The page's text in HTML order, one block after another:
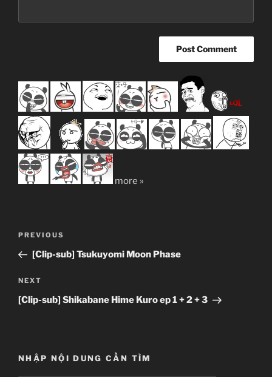
more »
Previous
Post
PREVIOUS
[Clip-sub] Tsukuyomi Moon Phase
Next
Post
NEXT
[Clip-sub] Shikabane Hime Kuro ep 1 + 2 + 3
NHẬP NỘI DUNG CẦN TÌM